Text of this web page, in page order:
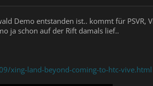
Demo entstanden ist.. kommt für PSVR,
ja schon auf der Rift damals lief..
xing-land-beyond-coming-to-htc-vive.html